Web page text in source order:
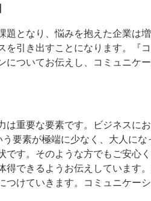
となり、悩みを抱えた企業は
引き出すことになります。『
ついてお伝えし、コミュニケ
重要な要素です。ビジネスに
要素が極端に少なく、大人に
す。そのような方でもご安心
できるようお伝えしています
けていきます。コミュニケー